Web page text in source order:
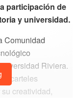
participación de
y universidad.
Comunidad
Riviera.
carteles
creatividad,